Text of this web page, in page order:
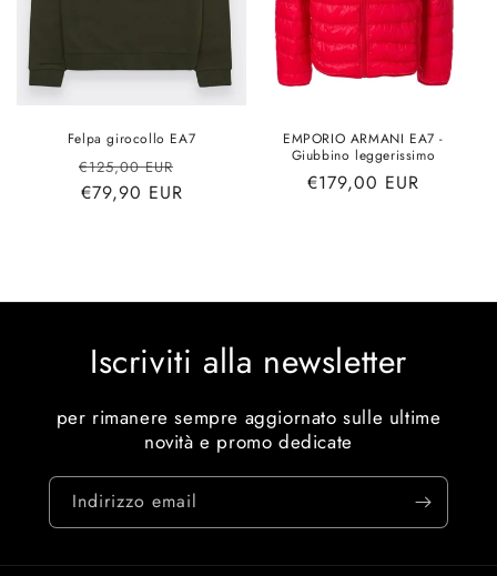
Felpa girocollo EA7
Prezzo
di
€125,00 EUR
€79,90 EUR
EMPORIO ARMANI EA7 -
Giubbino leggerissimo
Prezzo
€179,00 EUR
Iscriviti alla newsletter
per rimanere sempre aggiornato sulle ultime
novità e promo dedicate
Indirizzo email